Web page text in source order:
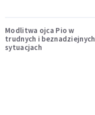
Modlitwa ojca Pio w
trudnych i beznadziejnych
sytuacjach